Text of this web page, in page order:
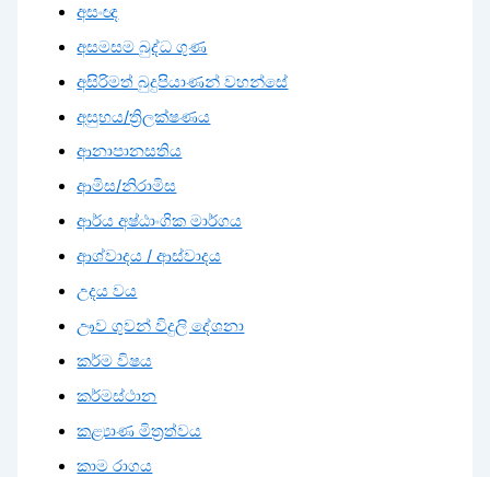
අසංඥ
අසමසම බුද්ධ ගුණ
අසිරිමත් බුදුපියාණන් වහන්සේ
අසුභය/ත්‍රිලක්ෂණය
ආනාපානසතිය
ආමිස/නිරාමිස
ආර්ය අෂ්ඨාංගික මාර්ගය
ආශ්වාදය / ආස්වාදය
උදය වය
ඌව ගුවන් විදුලි දේශනා
කර්ම විෂය
කර්මස්ථාන
කළ්‍යාණ මිත්‍රත්වය
කාම රාගය